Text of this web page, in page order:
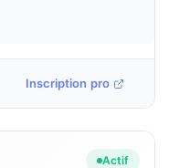
Inscription pro
Actif